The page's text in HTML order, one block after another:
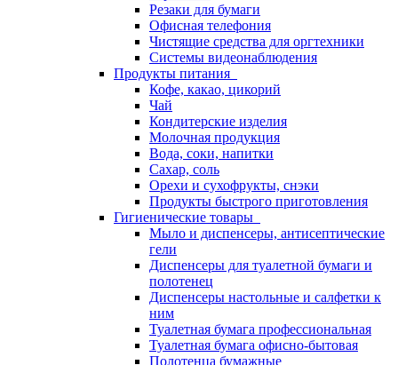
Резаки для бумаги
Офисная телефония
Чистящие средства для оргтехники
Системы видеонаблюдения
Продукты питания
Кофе, какао, цикорий
Чай
Кондитерские изделия
Молочная продукция
Вода, соки, напитки
Сахар, соль
Орехи и сухофрукты, снэки
Продукты быстрого приготовления
Гигиенические товары
Мыло и диспенсеры, антисептические
гели
Диспенсеры для туалетной бумаги и
полотенец
Диспенсеры настольные и салфетки к
ним
Туалетная бумага профессиональная
Туалетная бумага офисно-бытовая
Полотенца бумажные